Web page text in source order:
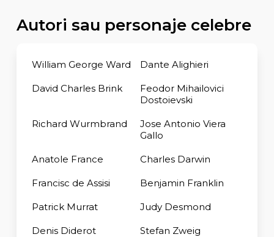
Autori sau personaje celebre
William George Ward Dante Alighieri
David Charles Brink
Feodor Mihailovici
Dostoievski
Richard Wurmbrand
Jose Antonio Viera
Gallo
Anatole France Charles Darwin
Francisc de Assisi Benjamin Franklin
Patrick Murrat Judy Desmond
Denis Diderot Stefan Zweig